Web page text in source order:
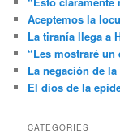
Aceptemos la
La tiranía llega a
“Les mostraré
La negación de
El dios de la
CATEGORIES